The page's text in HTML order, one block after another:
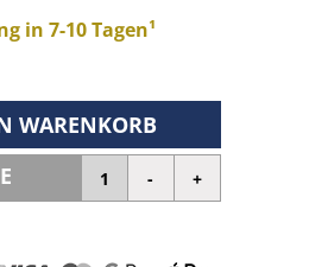
in 7-10 Tagen¹
WARENKORB